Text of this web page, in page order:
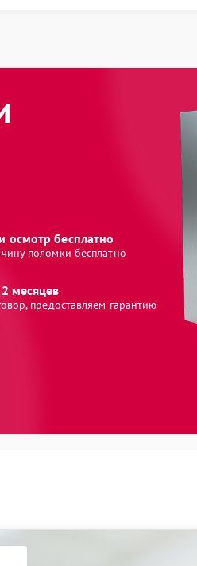
осмотр бесплатно
поломки бесплатно
месяцев
предоставляем гарантию